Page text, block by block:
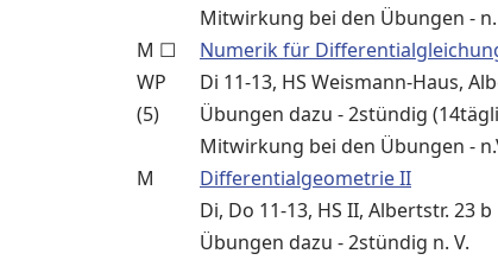
Mitwirkung bei den Übungen - n.
M ☐
Numerik für
WP
Di 11-13, HS Weismann-Haus,
(5)
Übungen dazu - 2stündig
Mitwirkung bei den Übungen -
M
Differentialgeometrie II
Di, Do 11-13, HS II, Albertstr. 23 b
Übungen dazu - 2stündig n. V.